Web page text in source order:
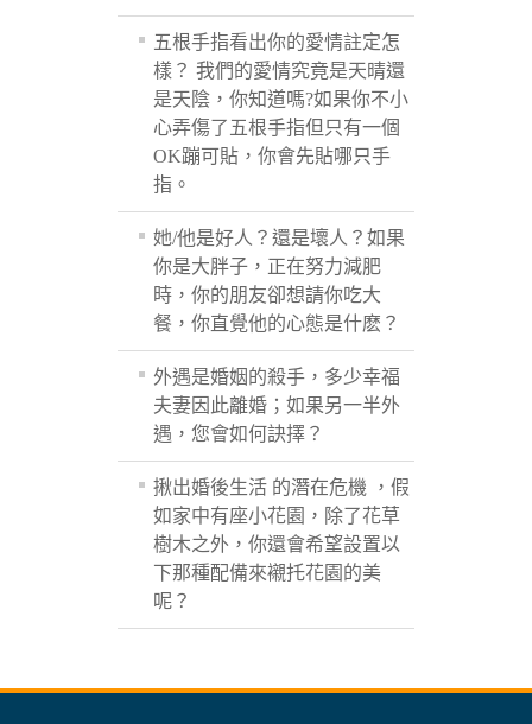
五根手指看出你的愛情註定怎
樣？ 我們的愛情究竟是天晴還
是天陰，你知道嗎?如果你不小
心弄傷了五根手指但只有一個
OK蹦可貼，你會先貼哪只手
指。
她/他是好人？還是壞人？如果
你是大胖子，正在努力減肥
時，你的朋友卻想請你吃大
餐，你直覺他的心態是什麽？
外遇是婚姻的殺手，多少幸福
夫妻因此離婚；如果另一半外
遇，您會如何訣擇？
揪出婚後生活 的潛在危機 ，假
如家中有座小花園，除了花草
樹木之外，你還會希望設置以
下那種配備來襯托花園的美
呢？